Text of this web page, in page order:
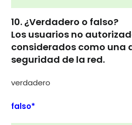
10. ¿Verdadero o falso?
Los usuarios no
considerados como una
seguridad de la red.
verdadero
falso*